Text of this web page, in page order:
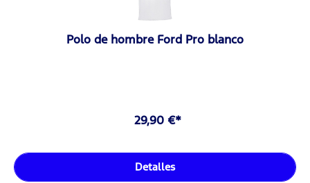
Polo de hombre Ford Pro blanco
29,90 €*
Detalles